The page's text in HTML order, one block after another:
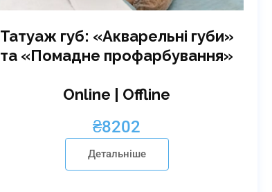
Татуаж губ: «Акварельні губи»
та «Помадне профарбування»
Online | Offline
₴8202
Детальніше